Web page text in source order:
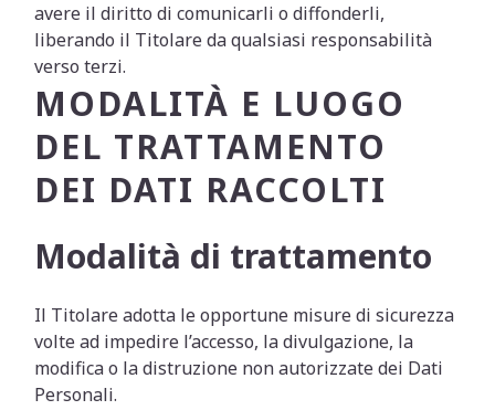
avere il diritto di comunicarli o diffonderli,
liberando il Titolare da qualsiasi responsabilità
verso terzi.
MODALITÀ E LUOGO
DEL TRATTAMENTO
DEI DATI RACCOLTI
Modalità di trattamento
Il Titolare adotta le opportune misure di sicurezza
volte ad impedire l’accesso, la divulgazione, la
modifica o la distruzione non autorizzate dei Dati
Personali.